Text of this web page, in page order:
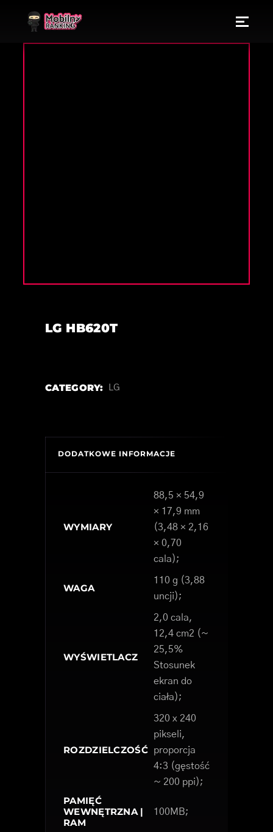
LG HB620T
CATEGORY: LG
DODATKOWE INFORMACJE
WYMIARY
88,5 × 54,9
× 17,9 mm
(3,48 × 2,16
× 0,70
cala);
WAGA
110 g (3,88
uncji);
WYŚWIETLACZ
2,0 cala,
12,4 cm2 (~
25,5%
Stosunek
ekran do
ciała);
ROZDZIELCZOŚĆ
320 x 240
pikseli,
proporcja
4:3 (gęstość
~ 200 ppi);
PAMIĘĆ
WEWNĘTRZNA |
RAM
100MB;